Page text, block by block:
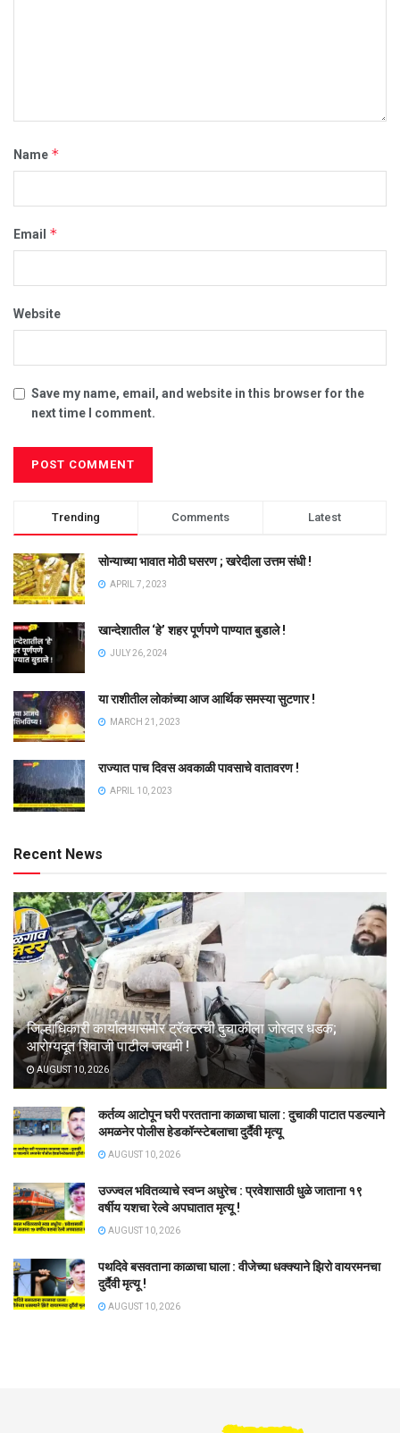
Name *
Email *
Website
Save my name, email, and website in this browser for the
next time I comment.
Trending Comments Latest
सोन्याच्या भावात मोठी घसरण ; खरेदीला उत्तम संधी !
APRIL 7, 2023
खान्देशातील ‘हे’ शहर पूर्णपणे पाण्यात बुडाले !
JULY 26, 2024
या राशीतील लोकांच्या आज आर्थिक समस्या सुटणार !
MARCH 21, 2023
राज्यात पाच दिवस अवकाळी पावसाचे वातावरण !
APRIL 10, 2023
Recent News
जिल्हाधिकारी कार्यालयासमोर ट्रॅक्टरची दुचाकीला जोरदार धडक;
आरोग्यदूत शिवाजी पाटील जखमी !
AUGUST 10, 2026
कर्तव्य आटोपून घरी परतताना काळाचा घाला : दुचाकी पाटात पडल्याने
अमळनेर पोलीस हेडकॉन्स्टेबलाचा दुर्दैवी मृत्यू
AUGUST 10, 2026
उज्ज्वल भवितव्याचे स्वप्न अधुरेच : प्रवेशासाठी धुळे जाताना १९
वर्षीय यशचा रेल्वे अपघातात मृत्यू !
AUGUST 10, 2026
पथदिवे बसवताना काळाचा घाला : वीजेच्या धक्क्याने झिरो वायरमनचा
दुर्दैवी मृत्यू !
AUGUST 10, 2026